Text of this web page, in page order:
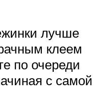
лучше
клеем
по очереди
с самой